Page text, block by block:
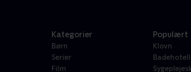
Kategorier
Børn
Serier
Film
Populært
Klovn